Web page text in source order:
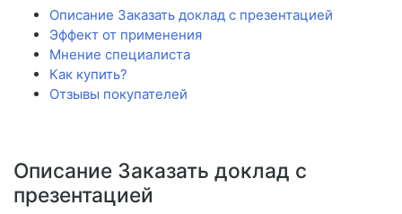
Описание Заказать доклад с презентацией
Эффект от применения
Мнение специалиста
Как купить?
Отзывы покупателей
Описание Заказать доклад с
презентацией